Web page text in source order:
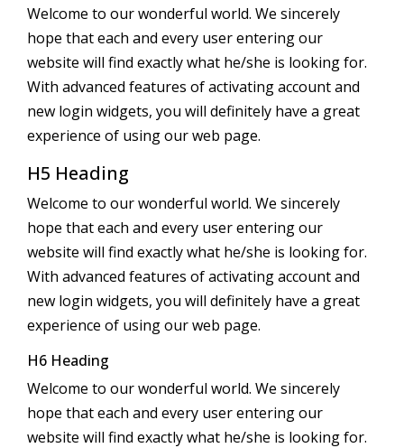
Welcome to our wonderful world. We sincerely
hope that each and every user entering our
website will find exactly what he/she is looking for.
With advanced features of activating account and
new login widgets, you will definitely have a great
experience of using our web page.
H5 Heading
Welcome to our wonderful world. We sincerely
hope that each and every user entering our
website will find exactly what he/she is looking for.
With advanced features of activating account and
new login widgets, you will definitely have a great
experience of using our web page.
H6 Heading
Welcome to our wonderful world. We sincerely
hope that each and every user entering our
website will find exactly what he/she is looking for.